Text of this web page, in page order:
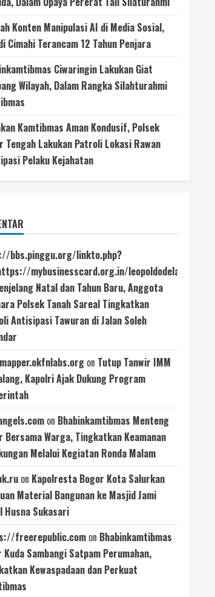
Konten Manipulasi AI di Media Sosial,
Cimahi Terancam 12 Tahun Penjara
Ciwaringin Lakukan Giat
Wilayah, Dalam Rangka Silahturahmi
Kamtibmas Aman Kondusif, Polsek
Tengah Lakukan Patroli Lokasi Rawan
Pelaku Kejahatan
bbs.pinggu.org/linkto.php?
mybusinesscard.org.in/leopoldodelaco
Natal dan Tahun Baru, Anggota
Polsek Tanah Sareal Tingkatkan
Antisipasi Tawuran di Jalan Soleh
on Tutup Tanwir IMM
Kapolri Ajak Dukung Program
on Bhabinkamtibmas Menteng
Bersama Warga, Tingkatkan Keamanan
Melalui Kegiatan Ronda Malam
on Kapolresta Bogor Kota Salurkan
Material Bangunan ke Masjid Jami
Husna Sukasari
freerepublic.com on Bhabinkamtibmas
Kuda Sambangi Satpam Perumahan,
Kewaspadaan dan Perkuat